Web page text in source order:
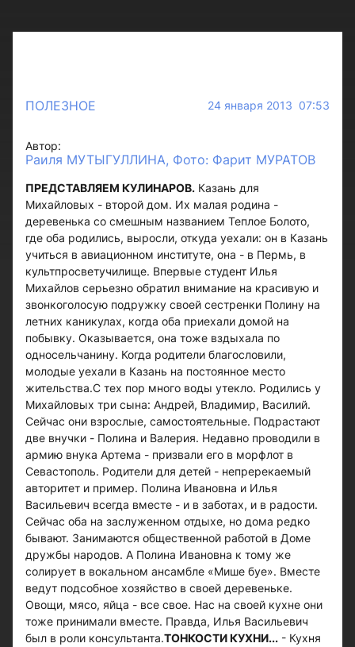
ПОЛЕЗНОЕ 24 января 2013 07:53
Автор:
Раиля МУТЫГУЛЛИНА, Фото: Фарит МУРАТОВ
ПРЕДСТАВЛЯЕМ КУЛИНАРОВ. Казань для
Михайловых - второй дом. Их малая родина -
деревенька со смешным названием Теплое Болото,
где оба родились, выросли, откуда уехали: он в Казань
учиться в авиационном институте, она - в Пермь, в
культпросветучилище. Впервые студент Илья
Михайлов серьезно обратил внимание на красивую и
звонкоголосую подружку своей сестренки Полину на
летних каникулах, когда оба приехали домой на
побывку. Оказывается, она тоже вздыхала по
односельчанину. Когда родители благословили,
молодые уехали в Казань на постоянное место
жительства.С тех пор много воды утекло. Родились у
Михайловых три сына: Андрей, Владимир, Василий.
Сейчас они взрослые, самостоятельные. Подрастают
две внучки - Полина и Валерия. Недавно проводили в
армию внука Артема - призвали его в морфлот в
Севастополь. Родители для детей - непререкаемый
авторитет и пример. Полина Ивановна и Илья
Васильевич всегда вместе - и в заботах, и в радости.
Сейчас оба на заслуженном отдыхе, но дома редко
бывают. Занимаются общественной работой в Доме
дружбы народов. А Полина Ивановна к тому же
солирует в вокальном ансамбле «Мише буе». Вместе
ведут подсобное хозяйство в своей деревеньке.
Овощи, мясо, яйца - все свое. Нас на своей кухне они
тоже принимали вместе. Правда, Илья Васильевич
был в роли консультанта.ТОНКОСТИ КУХНИ... - Кухня